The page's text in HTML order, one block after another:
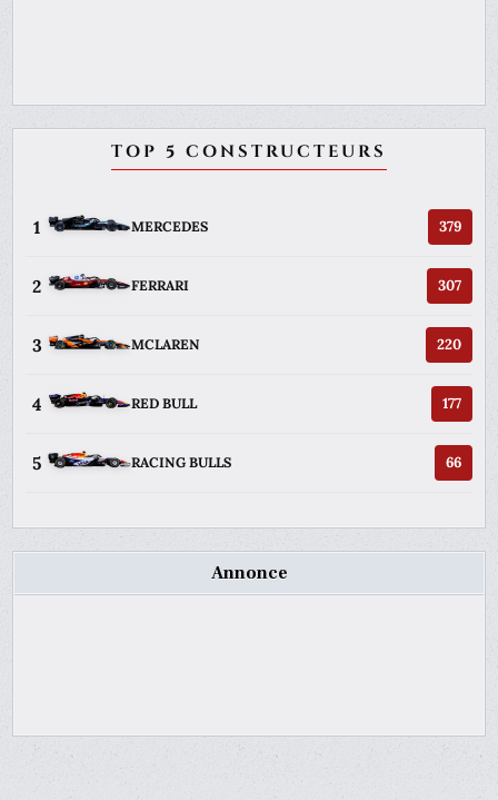
TOP 5 CONSTRUCTEURS
1 MERCEDES 379
2 FERRARI 307
3 MCLAREN 220
4 RED BULL 177
5 RACING BULLS 66
Annonce